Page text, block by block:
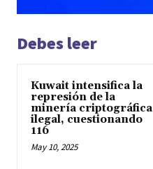
Debes leer
Kuwait intensifica la
represión de la
minería criptográfica
ilegal, cuestionando
116
May 10, 2025